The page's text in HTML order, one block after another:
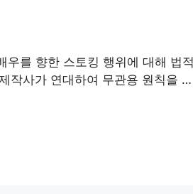
우를 향한 스토킹 행위에 대해 법
작사가 연대하여 무관용 원칙을 …